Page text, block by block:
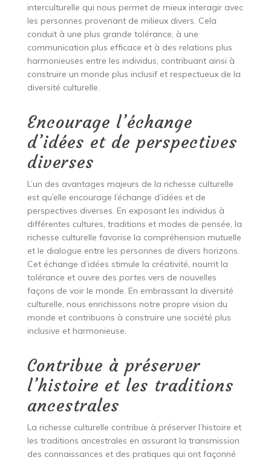
interculturelle qui nous permet de mieux interagir avec
les personnes provenant de milieux divers. Cela
conduit à une plus grande tolérance, à une
communication plus efficace et à des relations plus
harmonieuses entre les individus, contribuant ainsi à
construire un monde plus inclusif et respectueux de la
diversité culturelle.
Encourage l’échange
d’idées et de perspectives
diverses
L’un des avantages majeurs de la richesse culturelle
est qu’elle encourage l’échange d’idées et de
perspectives diverses. En exposant les individus à
différentes cultures, traditions et modes de pensée, la
richesse culturelle favorise la compréhension mutuelle
et le dialogue entre les personnes de divers horizons.
Cet échange d’idées stimule la créativité, nourrit la
tolérance et ouvre des portes vers de nouvelles
façons de voir le monde. En embrassant la diversité
culturelle, nous enrichissons notre propre vision du
monde et contribuons à construire une société plus
inclusive et harmonieuse.
Contribue à préserver
l’histoire et les traditions
ancestrales
La richesse culturelle contribue à préserver l’histoire et
les traditions ancestrales en assurant la transmission
des connaissances et des pratiques qui ont façonné